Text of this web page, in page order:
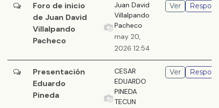
Foro de inicio
de Juan David
Villalpando
Pacheco
Juan David
Villalpando
Pacheco
may 20,
2026 12:54
Ver
Presentación
Eduardo
Pineda
CESAR
EDUARDO
PINEDA
TECUN
Ver